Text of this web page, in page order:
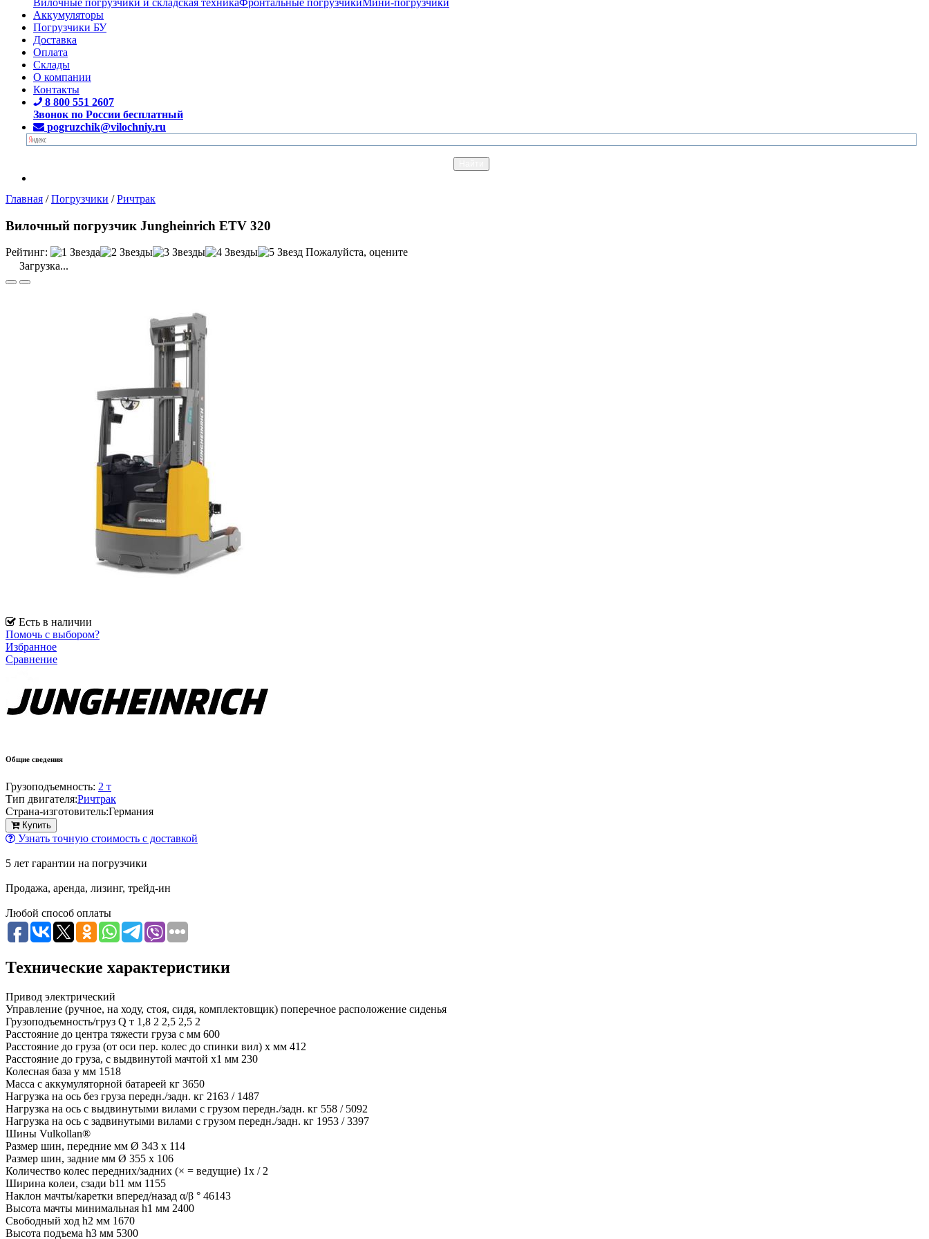
Аккумуляторы
Погрузчики БУ
Доставка
Оплата
Склады
О компании
Контакты
8 800 551 2607
Звонок по России бесплатный
pogruzchik@vilochniy.ru
Главная /Погрузчики /Ричтрак
Вилочный погрузчик Jungheinrich ETV 320
Рейтинг:
Пожалуйста, оцените
Загрузка...
Есть в наличии
Помочь с выбором?
Избранное
Сравнение
Общие сведения
Грузоподъемность: 2 т
Тип двигателя:Ричтрак
Страна-изготовитель:Германия
Купить
Узнать точную стоимость с доставкой
5 лет гарантии на погрузчики
Продажа, аренда, лизинг, трейд-ин
Любой способ оплаты
Технические характеристики
Привод электрический
Управление (ручное, на ходу, стоя, сидя, комплектовщик) поперечное расположение сиденья
Грузоподъемность/груз Q т 1,8 2 2,5 2,5 2
Расстояние до центра тяжести груза c мм 600
Расстояние до груза (от оси пер. колес до спинки вил) x мм 412
Расстояние до груза, с выдвинутой мачтой x1 мм 230
Колесная база y мм 1518
Масса с аккумуляторной батареей кг 3650
Нагрузка на ось без груза передн./задн. кг 2163 / 1487
Нагрузка на ось с выдвинутыми вилами с грузом передн./задн. кг 558 / 5092
Нагрузка на ось с задвинутыми вилами с грузом передн./задн. кг 1953 / 3397
Шины Vulkollan®
Размер шин, передние мм Ø 343 x 114
Размер шин, задние мм Ø 355 x 106
Количество колес передних/задних (× = ведущие) 1x / 2
Ширина колеи, сзади b11 мм 1155
Наклон мачты/каретки вперед/назад α/β ° 46143
Высота мачты минимальная h1 мм 2400
Свободный ход h2 мм 1670
Высота подъема h3 мм 5300